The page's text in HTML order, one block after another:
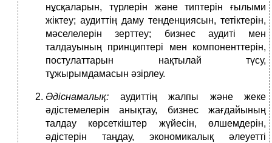
нұсқаларын, түрлерін және типтерін ғылыми
жіктеу; аудиттің даму тенденциясын, тетіктерін,
мәселелерін зерттеу; бизнес аудиті мен
талдауының принциптері мен компоненттерін,
постулаттарын нақтылай түсу,
тұжырымдамасын әзірлеу.
Әдіснамалық: аудиттің жалпы және жеке
әдістемелерін анықтау, бизнес жағдайының
талдау көрсеткіштер жүйесін, өлшемдерін,
әдістерін таңдау, экономикалық әлеуетті